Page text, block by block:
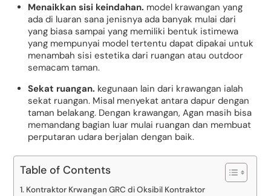
Menaikkan sisi keindahan. model krawangan yang
ada di luaran sana jenisnya ada banyak mulai dari
yang biasa sampai yang memiliki bentuk istimewa
yang mempunyai model tertentu dapat dipakai untuk
menambah sisi estetika dari ruangan atau outdoor
semacam taman.
Sekat ruangan. kegunaan lain dari krawangan ialah
sekat ruangan. Misal menyekat antara dapur dengan
taman belakang. Dengan krawangan, Agan masih bisa
memandang bagian luar mulai ruangan dan membuat
perputaran udara berjalan dengan baik.
Table of Contents
Kontraktor Krwangan GRC di Oksibil Kontraktor